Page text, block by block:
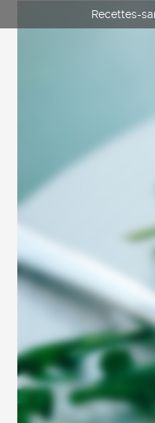
Recettes-